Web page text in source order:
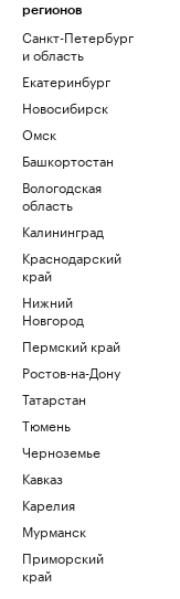
регионов
Санкт-Петербург
и область
Екатеринбург
Новосибирск
Омск
Башкортостан
Вологодская
область
Калининград
Краснодарский
край
Нижний
Новгород
Пермский край
Ростов-на-Дону
Татарстан
Тюмень
Черноземье
Кавказ
Карелия
Мурманск
Приморский
край